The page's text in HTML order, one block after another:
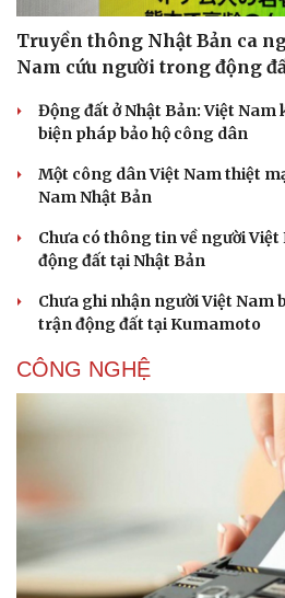
Truyền thông Nhật Bản ca
Nam cứu người trong động
Động đất ở Nhật Bản: Việt
biện pháp bảo hộ công dân
Một công dân Việt Nam thiệt
Nam Nhật Bản
Chưa có thông tin về người
động đất tại Nhật Bản
Chưa ghi nhận người Việt
trận động đất tại Kumamoto
CÔNG NGHỆ